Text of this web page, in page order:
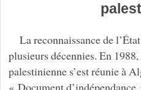
La reconnaissance de
plusieurs décennies. En
palestinienne s’est réunie à